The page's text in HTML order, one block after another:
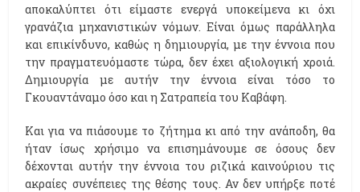
αποκαλύπτει ότι είμαστε ενεργά υποκείμενα κι όχι
γρανάζια μηχανιστικών νόμων. Είναι όμως παράλληλα
και επικίνδυνο, καθώς η δημιουργία, με την έννοια που
την πραγματευόμαστε τώρα, δεν έχει αξιολογική χροιά.
Δημιουργία με αυτήν την έννοια είναι τόσο το
Γκουαντάναμο όσο και η Σατραπεία του Καβάφη.
Και για να πιάσουμε το ζήτημα κι από την ανάποδη, θα
ήταν ίσως χρήσιμο να επισημάνουμε σε όσους δεν
δέχονται αυτήν την έννοια του ριζικά καινούριου τις
ακραίες συνέπειες της θέσης τους. Αν δεν υπήρξε ποτέ